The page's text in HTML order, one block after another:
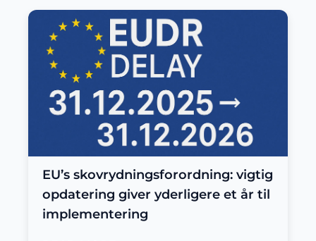
EU’s skovrydningsforordning: vigtig
opdatering giver yderligere et år til
implementering